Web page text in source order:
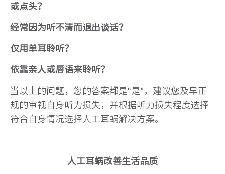
或点头？
经常因为听不清而退出谈话？
仅用单耳聆听？
依靠亲人或唇语来聆听？
当以上的问题，您的答案都是“是”，建议您及早正
规的审视自身听力损失，并根据听力损失程度选择
符合自身情况选择人工耳蜗解决方案。
人工耳蜗改善生活品质